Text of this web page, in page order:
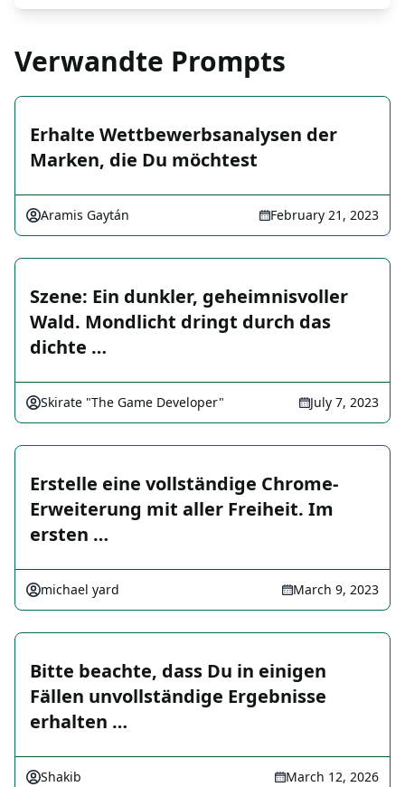
Verwandte Prompts
Erhalte Wettbewerbsanalysen der
Marken, die Du möchtest
Aramis Gaytán February 21, 2023
Szene: Ein dunkler, geheimnisvoller
Wald. Mondlicht dringt durch das
dichte …
Skirate "The Game Developer" July 7, 2023
Erstelle eine vollständige Chrome-
Erweiterung mit aller Freiheit. Im
ersten …
michael yard March 9, 2023
Bitte beachte, dass Du in einigen
Fällen unvollständige Ergebnisse
erhalten …
Shakib March 12, 2026